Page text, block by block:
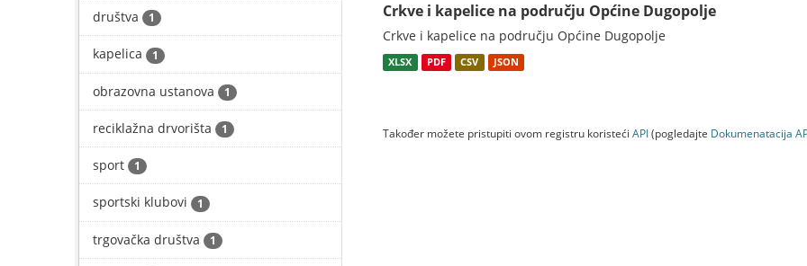
društva 1
kapelica 1
obrazovna ustanova 1
reciklažna drvorišta 1
sport 1
sportski klubovi 1
trgovačka društva 1
Crkve i kapelice na području Općine Dugopolje
Crkve i kapelice na području Općine Dugopolje
XLSX PDF CSV JSON
Također možete pristupiti ovom registru koristeći API(pogledajte Dokumenаtаcijа